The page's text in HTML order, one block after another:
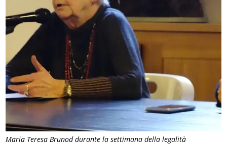
Maria Teresa Brunod durante la settimana della legalità